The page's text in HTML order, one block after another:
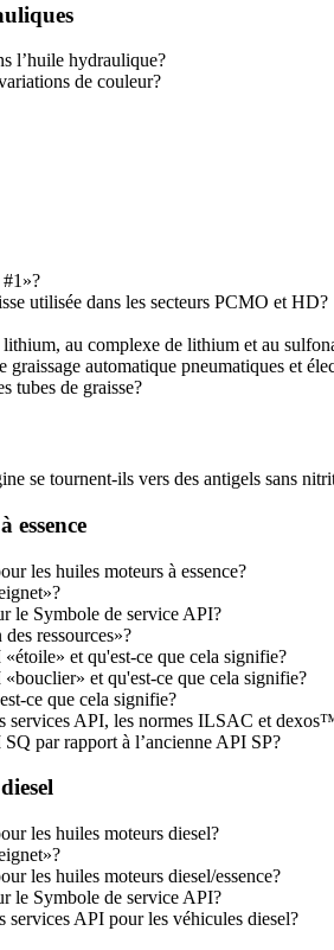
l’huile hydraulique?
de couleur?
utilisée dans les secteurs PCMO et HD?
au complexe de lithium et au
automatique pneumatiques et
tubes de graisse?
se tournent-ils vers des antigels sans
essence
les huiles moteurs à essence?
le Symbole de service API?
ressources»?
et qu'est-ce que cela signifie?
et qu'est-ce que cela signifie?
ce que cela signifie?
services API, les normes ILSAC et
par rapport à l’ancienne API SP?
les huiles moteurs diesel?
les huiles moteurs diesel/essence?
le Symbole de service API?
API pour les véhicules diesel?